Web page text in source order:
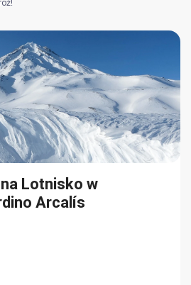
Lotnisko w
Arcalís